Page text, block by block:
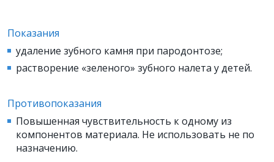
Показания
удаление зубного камня при пародонтозе;
растворение «зеленого» зубного налета у детей.
Противопоказания
Повышенная чувствительность к одному из
компонентов материала. Не использовать не по
назначению.